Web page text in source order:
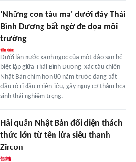
'Những con tàu ma' dưới đáy Thái
Bình Dương bất ngờ đe dọa môi
trường
Dưới làn nước xanh ngọc của một đảo san hô
biệt lập giữa Thái Bình Dương, xác tàu chiến
Nhật Bản chìm hơn 80 năm trước đang bắt
đầu rò rỉ dầu nhiên liệu, gây nguy cơ thảm họa
sinh thái nghiêm trọng.
Hải quân Nhật Bản đối diện thách
thức lớn từ tên lửa siêu thanh
Zircon